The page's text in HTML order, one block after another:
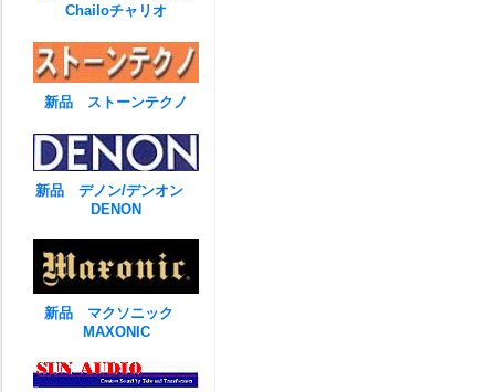
Chailoチャリオ
新品 ストーンテクノ
新品 デノン/デンオン
DENON
新品 マクソニック
MAXONIC